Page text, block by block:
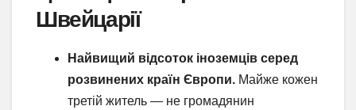
Швейцарії
Найвищий відсоток іноземців серед
розвинених країн Європи. Майже кожен
третій житель — не громадянин